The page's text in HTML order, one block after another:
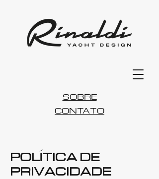
CONTATO
SOBRE
POLÍTICA DE
PRIVACIDADE